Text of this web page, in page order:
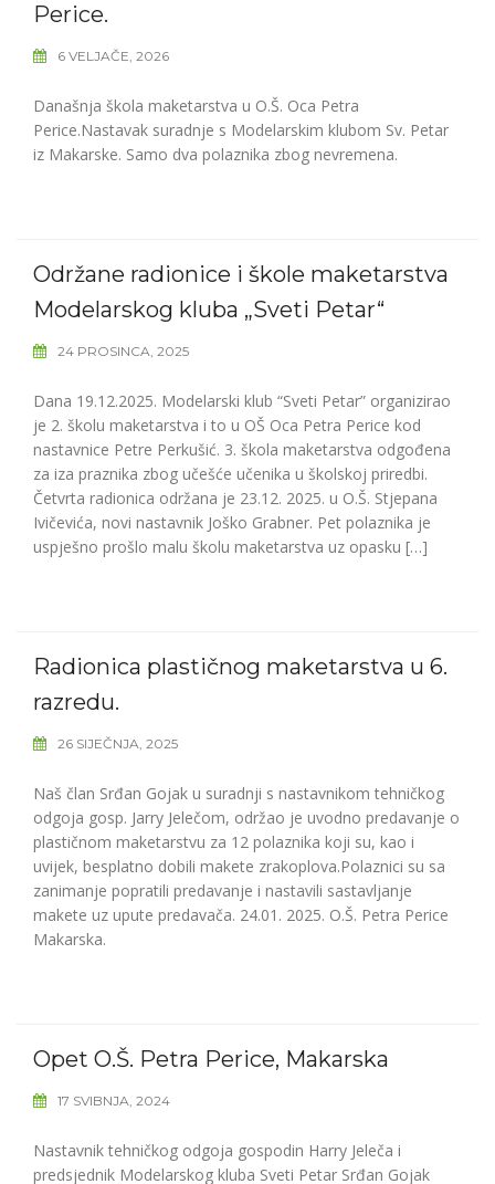
Perice.
6 VELJAČE, 2026
Današnja škola maketarstva u O.Š. Oca Petra
Perice.Nastavak suradnje s Modelarskim klubom Sv. Petar
iz Makarske. Samo dva polaznika zbog nevremena.
Održane radionice i škole maketarstva
Modelarskog kluba „Sveti Petar“
24 PROSINCA, 2025
Dana 19.12.2025. Modelarski klub “Sveti Petar” organizirao
je 2. školu maketarstva i to u OŠ Oca Petra Perice kod
nastavnice Petre Perkušić. 3. škola maketarstva odgođena
za iza praznika zbog učešće učenika u školskoj priredbi.
Četvrta radionica održana je 23.12. 2025. u O.Š. Stjepana
Ivičevića, novi nastavnik Joško Grabner. Pet polaznika je
uspješno prošlo malu školu maketarstva uz opasku […]
Radionica plastičnog maketarstva u 6.
razredu.
26 SIJEČNJA, 2025
Naš član Srđan Gojak u suradnji s nastavnikom tehničkog
odgoja gosp. Jarry Jelečom, održao je uvodno predavanje o
plastičnom maketarstvu za 12 polaznika koji su, kao i
uvijek, besplatno dobili makete zrakoplova.Polaznici su sa
zanimanje popratili predavanje i nastavili sastavljanje
makete uz upute predavača. 24.01. 2025. O.Š. Petra Perice
Makarska.
Opet O.Š. Petra Perice, Makarska
17 SVIBNJA, 2024
Nastavnik tehničkog odgoja gospodin Harry Jeleča i
predsjednik Modelarskog kluba Sveti Petar Srđan Gojak